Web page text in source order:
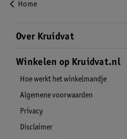
Home
Over Kruidvat
Winkelen op Kruidvat.nl
Hoe werkt het winkelmandje
Algemene voorwaarden
Privacy
Disclaimer